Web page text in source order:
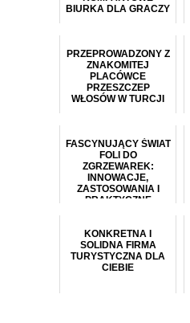
BIURKA DLA GRACZY
PRZEPROWADZONY Z
ZNAKOMITEJ
PLACÓWCE
PRZESZCZEP
WŁOSÓW W TURCJI
FASCYNUJĄCY ŚWIAT
FOLI DO
ZGRZEWAREK:
INNOWACJE,
ZASTOSOWANIA I
PRAKTYCZNE
KONKRETNA I
SOLIDNA FIRMA
TURYSTYCZNA DLA
CIEBIE